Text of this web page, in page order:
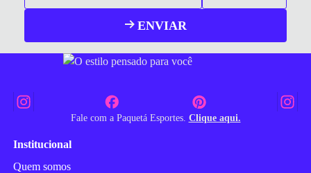
ENVIAR
Fale com a Paquetá Esportes. Clique aqui.
Institucional
Quem somos